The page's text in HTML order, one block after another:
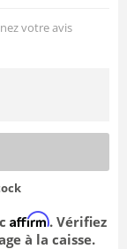
votre avis
Affirm. Vérifiez
à la caisse.